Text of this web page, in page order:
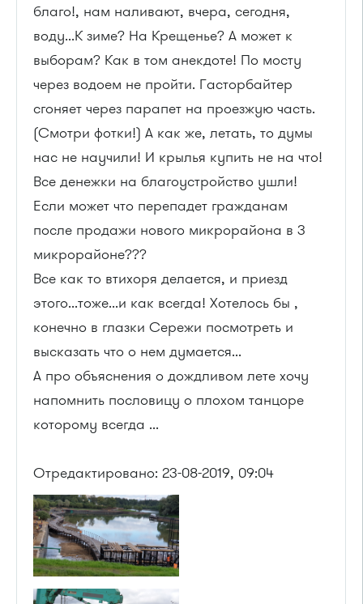
благо!, нам наливают, вчера, сегодня,
воду...К зиме? На Крещенье? А может к
выборам? Как в том анекдоте! По мосту
через водоем не пройти. Гасторбайтер
сгоняет через парапет на проезжую часть.
(Смотри фотки!) А как же, летать, то думы
нас не научили! И крылья купить не на что!
Все денежки на благоустройство ушли!
Если может что перепадет гражданам
после продажи нового микрорайона в 3
микрорайоне???
Все как то втихоря делается, и приезд
этого...тоже...и как всегда! Хотелось бы ,
конечно в глазки Сережи посмотреть и
высказать что о нем думается...
А про объяснения о дождливом лете хочу
напомнить пословицу о плохом танцоре
которому всегда ...
Отредактировано: 23-08-2019, 09:04